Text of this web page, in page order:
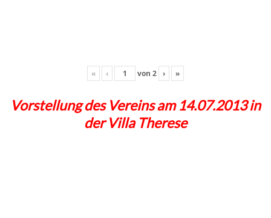
« ‹ von 2 › »
Vorstellung des Vereins am 14.07.2013 in
der Villa Therese